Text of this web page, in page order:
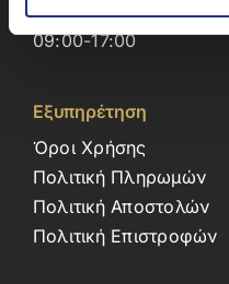
Δευτέρα – Παρασκευή
09:00-17:00
Εξυπηρέτηση
Όροι Χρήσης
Πολιτική Πληρωμών
Πολιτική Αποστολών
Πολιτική Επιστροφών